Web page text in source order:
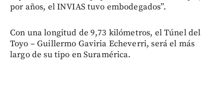
por años, el INVIAS tuvo embodegados”.
Con una longitud de 9,73 kilómetros, el Túnel del
Toyo – Guillermo Gaviria Echeverri, será el más
largo de su tipo en Suramérica.